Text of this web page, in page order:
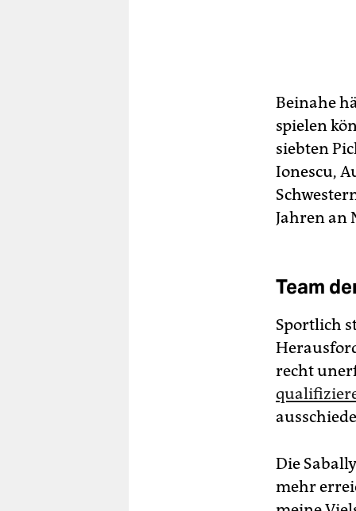
Beinahe
spielen
siebten
Ionescu,
Jahren an
Team
Sportlich
recht
Die
mehr